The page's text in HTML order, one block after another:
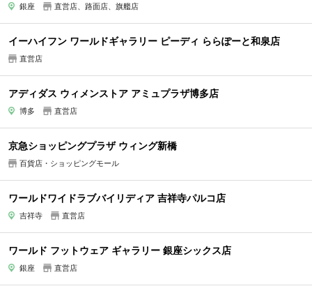
銀座 直営店、路面店、旗艦店
イーハイフン ワールドギャラリー ピーディ ららぽーと和泉店
直営店
アディダス ウィメンストア アミュプラザ博多店
博多 直営店
京急ショッピングプラザ ウィング新橋
百貨店・ショッピングモール
ワールドワイドラブバイリディア 吉祥寺パルコ店
吉祥寺 直営店
ワールド フットウェア ギャラリー 銀座シックス店
銀座 直営店